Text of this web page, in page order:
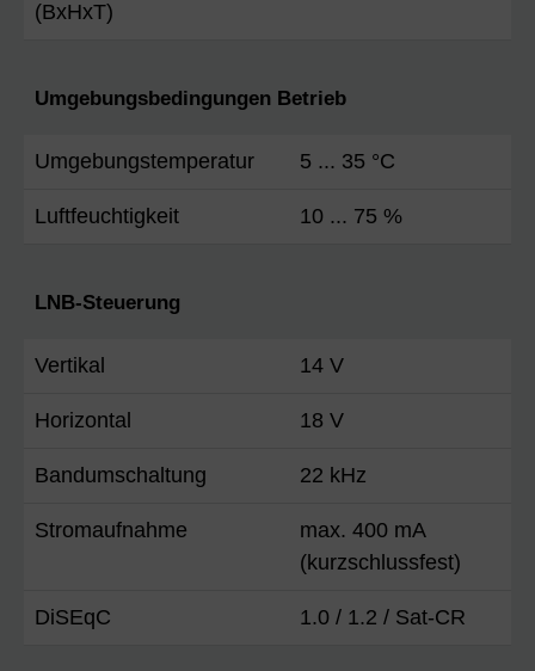
(BxHxT)
Umgebungsbedingungen Betrieb
Umgebungstemperatur 5 ... 35 °C
Luftfeuchtigkeit 10 ... 75 %
LNB-Steuerung
Vertikal 14 V
Horizontal 18 V
Bandumschaltung 22 kHz
Stromaufnahme
max. 400 mA
(kurzschlussfest)
DiSEqC 1.0 / 1.2 / Sat-CR